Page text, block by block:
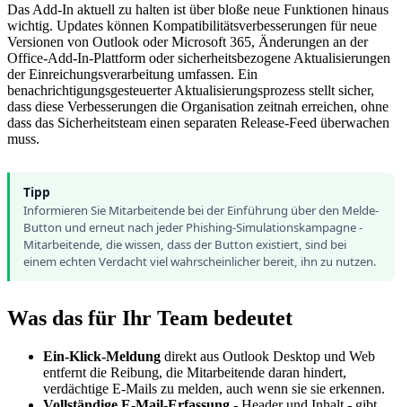
Das Add-In aktuell zu halten ist über bloße neue Funktionen hinaus
wichtig. Updates können Kompatibilitätsverbesserungen für neue
Versionen von Outlook oder Microsoft 365, Änderungen an der
Office-Add-In-Plattform oder sicherheitsbezogene Aktualisierungen
der Einreichungsverarbeitung umfassen. Ein
benachrichtigungsgesteuerter Aktualisierungsprozess stellt sicher,
dass diese Verbesserungen die Organisation zeitnah erreichen, ohne
dass das Sicherheitsteam einen separaten Release-Feed überwachen
muss.
Tipp
Informieren Sie Mitarbeitende bei der Einführung über den Melde-
Button und erneut nach jeder Phishing-Simulationskampagne -
Mitarbeitende, die wissen, dass der Button existiert, sind bei
einem echten Verdacht viel wahrscheinlicher bereit, ihn zu nutzen.
Was das für Ihr Team bedeutet
Ein-Klick-Meldung direkt aus Outlook Desktop und Web
entfernt die Reibung, die Mitarbeitende daran hindert,
verdächtige E-Mails zu melden, auch wenn sie sie erkennen.